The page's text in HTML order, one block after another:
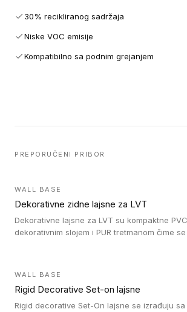
30% recikliranog sadržaja
Niske VOC emisije
Kompatibilno sa podnim grejanjem
PREPORUČENI PRIBOR
WALL BASE
Dekorativne zidne lajsne za LVT
Dekorativne lajsne za LVT su kompaktne
dekorativnim slojem i PUR tretmanom čime
WALL BASE
Rigid Decorative Set-on lajsne
Rigid decorative Set-On lajsne se izrađuju sa